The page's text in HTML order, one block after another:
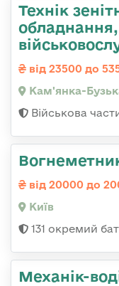
Технік
обладнання,
від 23500 до
Кам'янка-
Військова
від 20000 до
Київ
131 окремий
Механік-